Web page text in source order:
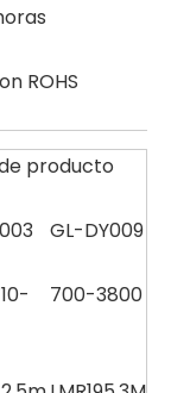
ROHS
producto
GL-DY009
700-3800